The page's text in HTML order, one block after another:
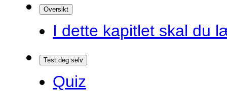
Oversikt
I dette kapitlet skal du
Test deg selv
Quiz